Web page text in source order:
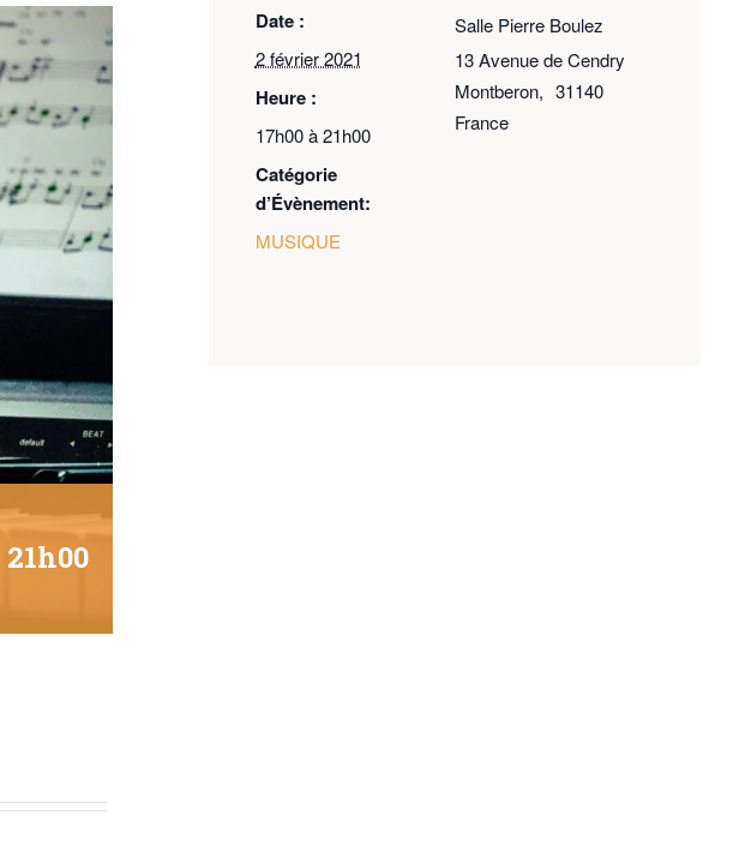
21h00
Date :
2 février 2021
Heure :
17h00 à 21h00
Catégorie
d’Évènement:
MUSIQUE
Salle Pierre Boulez
13 Avenue de Cendry
Montberon, 31140
France